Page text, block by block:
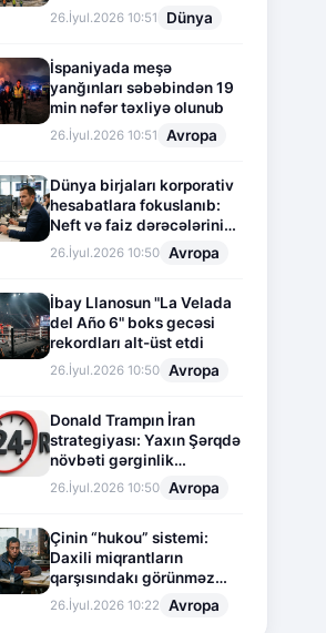
26.İyul.2026 10:51 Dünya
İspaniyada meşə
yanğınları səbəbindən 19
min nəfər təxliyə olunub
26.İyul.2026 10:51 Avropa
Dünya birjaları korporativ
hesabatlara fokuslanıb:
Neft və faiz dərəcələrinin
təsiri altında cari vəziyyət
26.İyul.2026 10:50 Avropa
İbay Llanosun "La Velada
del Año 6" boks gecəsi
rekordları alt-üst etdi
26.İyul.2026 10:50 Avropa
Donald Trampın İran
strategiyası: Yaxın Şərqdə
növbəti gərginlik
mərhələsi
26.İyul.2026 10:50 Avropa
Çinin “hukou” sistemi:
Daxili miqrantların
qarşısındakı görünməz
sədd
26.İyul.2026 10:22 Avropa